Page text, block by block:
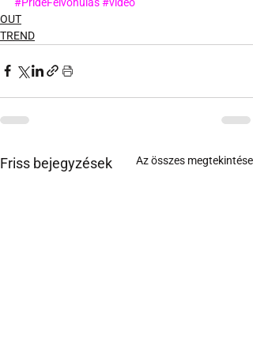
OUT
TREND
Friss bejegyzések Az összes megtekintése